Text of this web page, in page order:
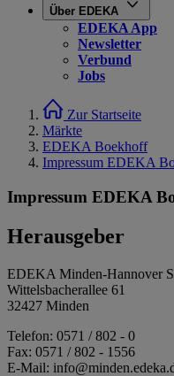
Über EDEKA
EDEKA App
Newsletter
Verbund
Jobs
Zur Startseite
Märkte
EDEKA Boekhoff
Impressum EDEKA
Impressum EDEKA
Herausgeber
EDEKA Minden-Hannover
Wittelsbacherallee 61
32427 Minden
Telefon: 0571 / 802 - 0
Fax: 0571 / 802 - 1556
E-Mail: